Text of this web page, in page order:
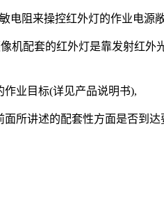
阻来操控红外灯的作业电源敞
配套的红外灯是靠发射红
业目标(详见产品说明书),
所讲述的配套性方面是否到